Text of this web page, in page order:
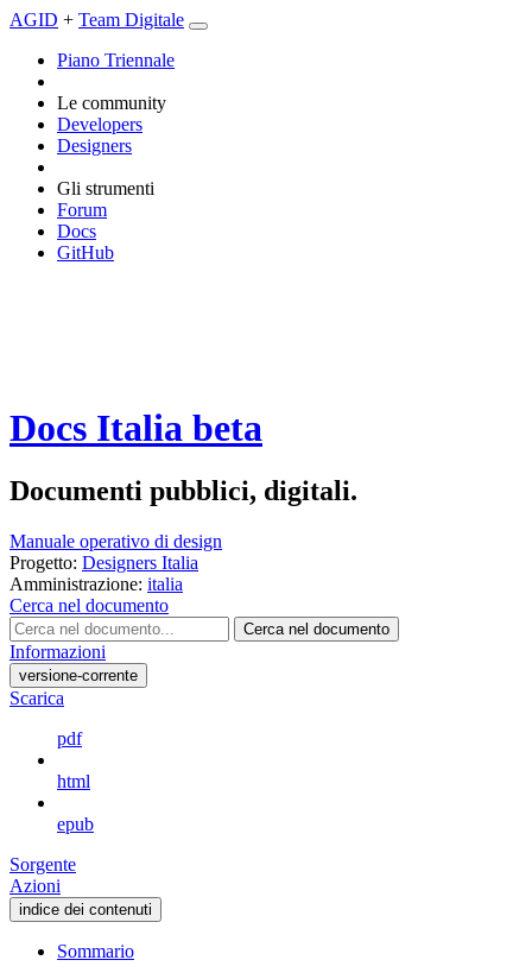
AGID + Team Digitale
Piano Triennale
Le community
Developers
Designers
Gli strumenti
Forum
Docs
GitHub
Docs Italia beta
Documenti pubblici, digitali.
Manuale operativo di design
Progetto: Designers Italia
Amministrazione: italia
Cerca nel documento
Cerca nel documento
Informazioni
versione-corrente
Scarica
pdf
html
epub
Sorgente
Azioni
indice dei contenuti
Sommario